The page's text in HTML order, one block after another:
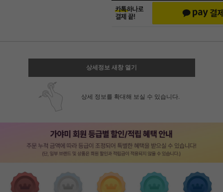
상세정보 새창 열기
상세 정보를 확대해 보실 수 있습니다.